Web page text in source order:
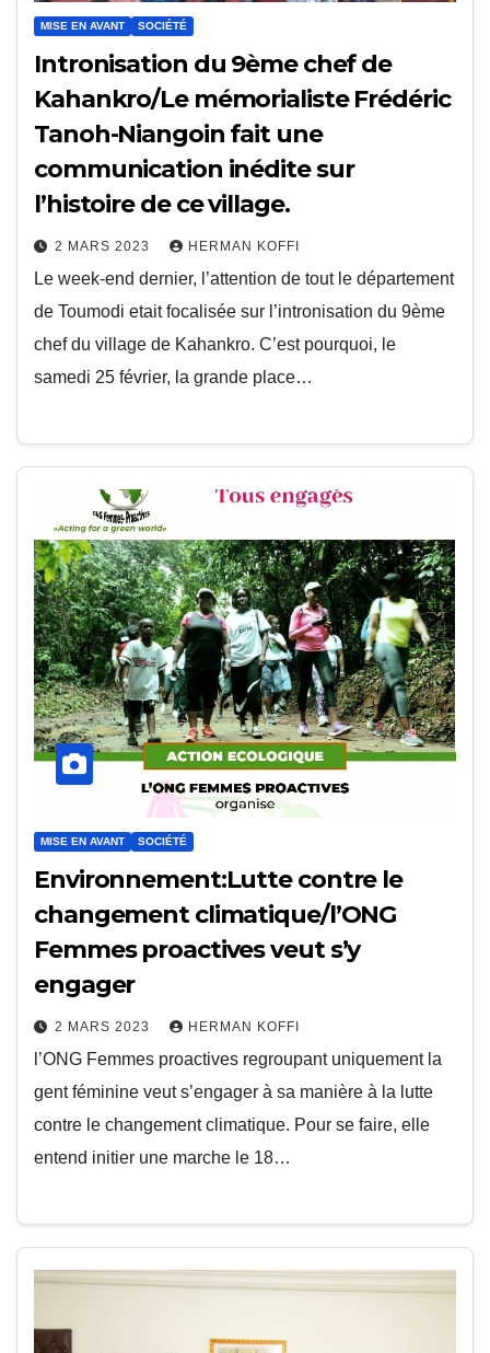
MISE EN AVANT SOCIÉTÉ
Intronisation du 9ème chef de
Kahankro/Le mémorialiste Frédéric
Tanoh-Niangoin fait une
communication inédite sur
l’histoire de ce village.
2 MARS 2023 HERMAN KOFFI
Le week-end dernier, l’attention de tout le département
de Toumodi etait focalisée sur l’intronisation du 9ème
chef du village de Kahankro. C’est pourquoi, le
samedi 25 février, la grande place…
MISE EN AVANT SOCIÉTÉ
Environnement:Lutte contre le
changement climatique/l’ONG
Femmes proactives veut s’y
engager
2 MARS 2023 HERMAN KOFFI
l’ONG Femmes proactives regroupant uniquement la
gent féminine veut s’engager à sa manière à la lutte
contre le changement climatique. Pour se faire, elle
entend initier une marche le 18…